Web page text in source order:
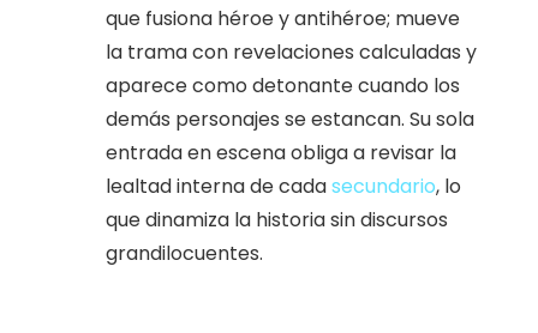
que fusiona héroe y antihéroe; mueve
la trama con revelaciones calculadas y
aparece como detonante cuando los
demás personajes se estancan. Su sola
entrada en escena obliga a revisar la
lealtad interna de cadasecundario, lo
que dinamiza la historia sin discursos
grandilocuentes.